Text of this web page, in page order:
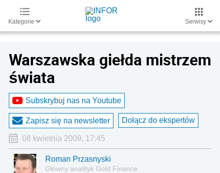
Kategorie Serwisy
Warszawska giełda mistrzem
świata
Subskrybuj nas na Youtube
Zapisz się na newsletter Dołącz do ekspertów
08 kwietnia 2009, 17:45
Roman Przasnyski
Główny analityk Gold Finance.